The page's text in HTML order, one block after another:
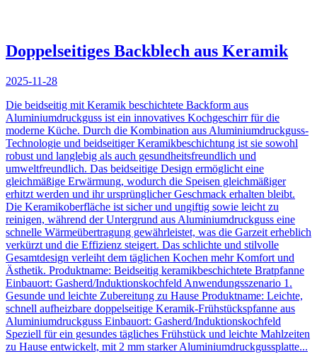
Doppelseitiges Backblech aus Keramik
2025-11-28
Die beidseitig mit Keramik beschichtete Backform aus
Aluminiumdruckguss ist ein innovatives Kochgeschirr für die
moderne Küche. Durch die Kombination aus Aluminiumdruckguss-
Technologie und beidseitiger Keramikbeschichtung ist sie sowohl
robust und langlebig als auch gesundheitsfreundlich und
umweltfreundlich. Das beidseitige Design ermöglicht eine
gleichmäßige Erwärmung, wodurch die Speisen gleichmäßiger
erhitzt werden und ihr ursprünglicher Geschmack erhalten bleibt.
Die Keramikoberfläche ist sicher und ungiftig sowie leicht zu
reinigen, während der Untergrund aus Aluminiumdruckguss eine
schnelle Wärmeübertragung gewährleistet, was die Garzeit erheblich
verkürzt und die Effizienz steigert. Das schlichte und stilvolle
Gesamtdesign verleiht dem täglichen Kochen mehr Komfort und
Ästhetik. Produktname: Beidseitig keramikbeschichtete Bratpfanne
Einbauort: Gasherd/Induktionskochfeld Anwendungsszenario 1.
Gesunde und leichte Zubereitung zu Hause Produktname: Leichte,
schnell aufheizbare doppelseitige Keramik-Frühstückspfanne aus
Aluminiumdruckguss Einbauort: Gasherd/Induktionskochfeld
Speziell für ein gesundes tägliches Frühstück und leichte Mahlzeiten
zu Hause entwickelt, mit 2 mm starker Aluminiumdruckgussplatte...